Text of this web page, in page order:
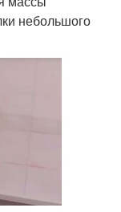
небольшого